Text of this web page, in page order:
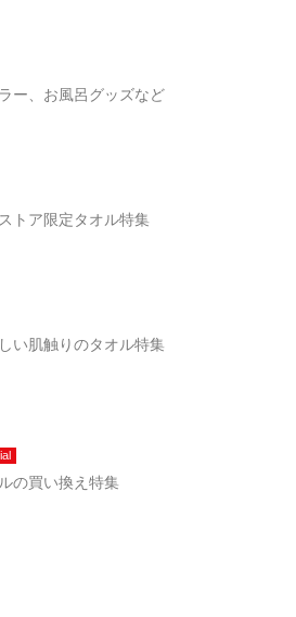
ー、お風呂グッズなど
トア限定タオル特集
い肌触りのタオル特集
の買い換え特集